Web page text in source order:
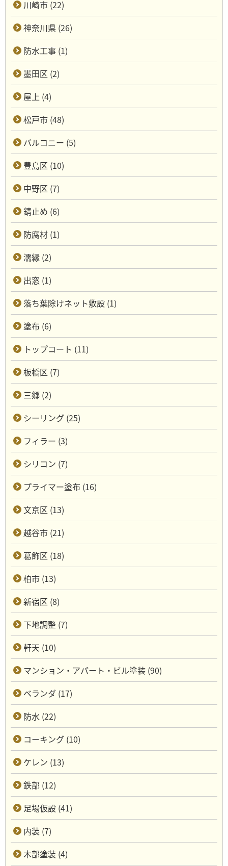
川崎市 (22)
神奈川県 (26)
防水工事 (1)
墨田区 (2)
屋上 (4)
松戸市 (48)
バルコニー (5)
豊島区 (10)
中野区 (7)
錆止め (6)
防腐材 (1)
濡縁 (2)
出窓 (1)
落ち葉除けネット敷設 (1)
塗布 (6)
トップコート (11)
板橋区 (7)
三郷 (2)
シーリング (25)
フィラー (3)
シリコン (7)
プライマー塗布 (16)
文京区 (13)
越谷市 (21)
葛飾区 (18)
柏市 (13)
新宿区 (8)
下地調整 (7)
軒天 (10)
マンション・アパート・ビル塗装 (90)
ベランダ (17)
防水 (22)
コーキング (10)
ケレン (13)
鉄部 (12)
足場仮設 (41)
内装 (7)
木部塗装 (4)